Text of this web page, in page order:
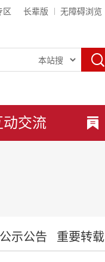
区 长辈版 无障碍浏览
动交流
公示公告 重要转载